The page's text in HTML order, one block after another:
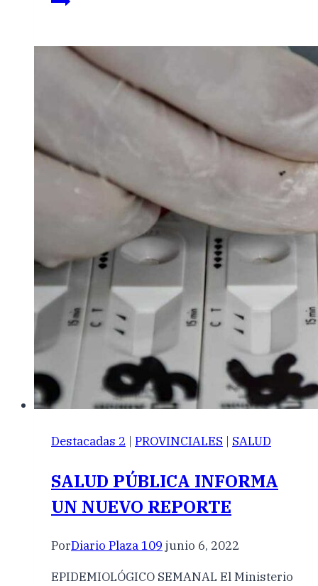
Destacadas 2 | PROVINCIALES | SALUD
SALUD PÚBLICA INFORMA
UN NUEVO REPORTE
PorDiario Plaza 109 junio 6, 2022
EPIDEMIOLÓGICO SEMANAL El Ministerio